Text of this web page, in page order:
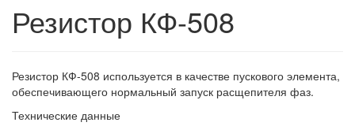
Резистор КФ-508
Резистор КФ-508 используется в качестве пускового элемента,
обеспечивающего нормальный запуск расщепителя фаз.
Технические данные